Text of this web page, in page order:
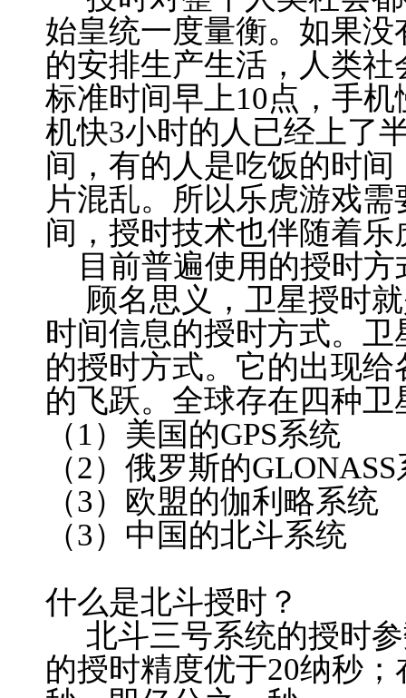
始皇统一度量衡。如果
的安排生产生活，人类
标准时间早上10点，手
机快3小时的人已经上了
间，有的人是吃饭的时
片混乱。所以乐虎游戏
间，授时技术也伴随着
目前普遍使用的授时
顾名思义，卫星授时就
时间信息的授时方式。
的授时方式。它的出现
的飞跃。全球存在四种
（1）美国的GPS系统
（2）俄罗斯的
（3）欧盟的伽利略系统
（3）中国的北斗系统
什么是北斗授时？
北斗三号系统的授时参
的授时精度优于20纳秒